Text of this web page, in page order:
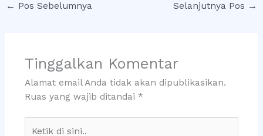
← Pos Sebelumnya Selanjutnya Pos →
Tinggalkan Komentar
Alamat email Anda tidak akan dipublikasikan.
Ruas yang wajib ditandai *